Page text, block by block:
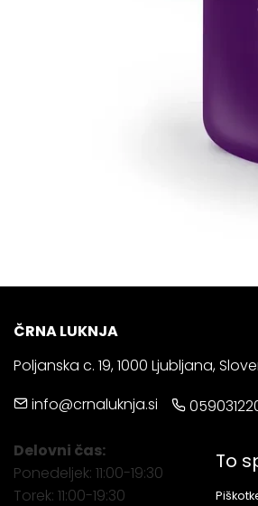
ČRNA LUKNJA
Poljanska c. 19, 1000 Ljubljana,
info@crnaluknja.si
Delovni čas:
Ponedeljek: 11:00-19:30
Torek: 11:00-19:30
To